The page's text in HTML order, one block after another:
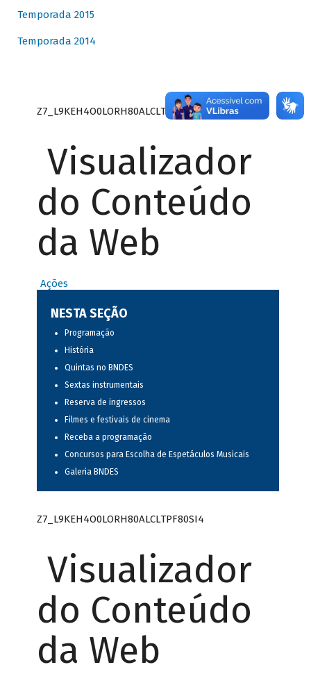
Temporada 2015
Temporada 2014
Z7_L9KEH4O0LORH80ALCLTPF80S27
Visualizador
do Conteúdo
da Web
Ações
NESTA SEÇÃO
Programação
História
Quintas no BNDES
Sextas instrumentais
Reserva de ingressos
Filmes e festivais de cinema
Receba a programação
Concursos para Escolha de Espetáculos Musicais
Galeria BNDES
Z7_L9KEH4O0LORH80ALCLTPF80SI4
Visualizador
do Conteúdo
da Web